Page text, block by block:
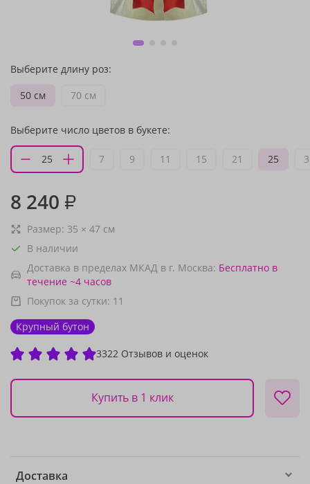
Выберите длину роз:
50 см
70 см
Выберите число цветов в букете:
7 9 11 15 21 25
8 240 ₽
Размер: 35 × 47 см
В наличии
Доставка в пределах МКАД в г. Москва: Бесплатно в
течение ~4 часов
Покупок за сутки: 11
Крупный бутон
3322 Отзывов и оценок
Купить в 1 клик
Доставка